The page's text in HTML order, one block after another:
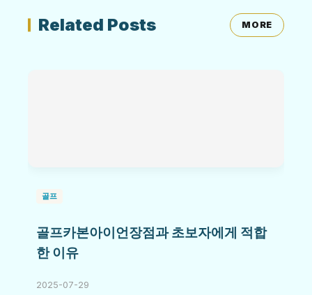
Related Posts MORE
골프
골프카본아이언장점과 초보자에게 적합
한 이유
2025-07-29